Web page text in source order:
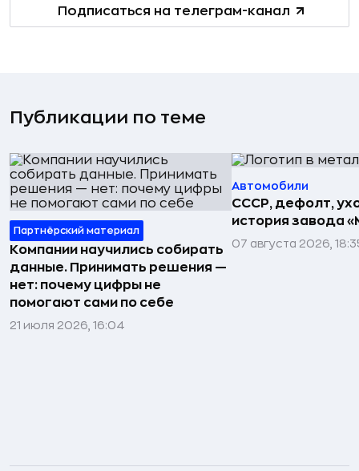
Подписаться на телеграм-канал
Публикации по теме
Партнёрский материал
Компании научились собирать
данные. Принимать решения —
нет: почему цифры не
помогают сами по себе
21 июля 2026, 16:04
Автомобили
СССР, дефолт,
история завода
07 августа 2026,